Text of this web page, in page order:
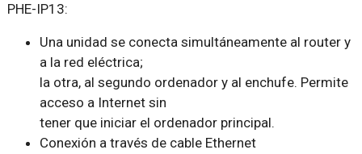
PHE-IP13:
Una unidad se conecta simultáneamente al router y
a la red eléctrica;
la otra, al segundo ordenador y al enchufe. Permite
acceso a Internet sin
tener que iniciar el ordenador principal.
Conexión a través de cable Ethernet